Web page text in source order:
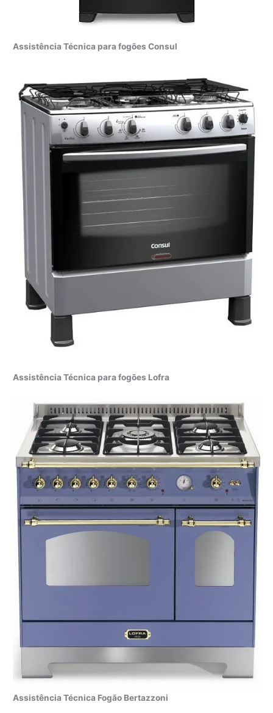
Assistência Técnica para fogões Consul
Assistência Técnica para fogões Lofra
Assistência Técnica Fogão Bertazzoni